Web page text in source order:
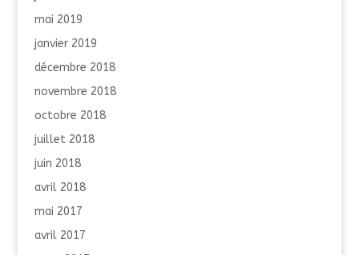
mai 2019
janvier 2019
décembre 2018
novembre 2018
octobre 2018
juillet 2018
juin 2018
avril 2018
mai 2017
avril 2017